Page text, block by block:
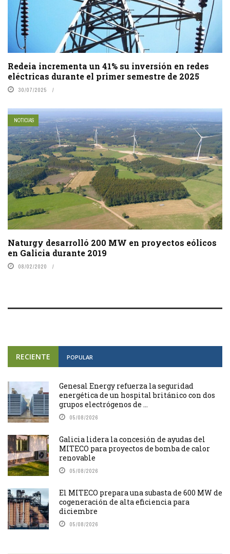
Redeia incrementa un 41% su inversión en redes
eléctricas durante el primer semestre de 2025
30/07/2025
NOTICIAS
Naturgy desarrolló 200 MW en proyectos eólicos
en Galicia durante 2019
08/02/2020
RECIENTE POPULAR
Genesal Energy refuerza la seguridad
energética de un hospital británico con dos
grupos electrógenos de ...
05/08/2026
Galicia lidera la concesión de ayudas del
MITECO para proyectos de bomba de calor
renovable
05/08/2026
El MITECO prepara una subasta de 600 MW de
cogeneración de alta eficiencia para
diciembre
05/08/2026